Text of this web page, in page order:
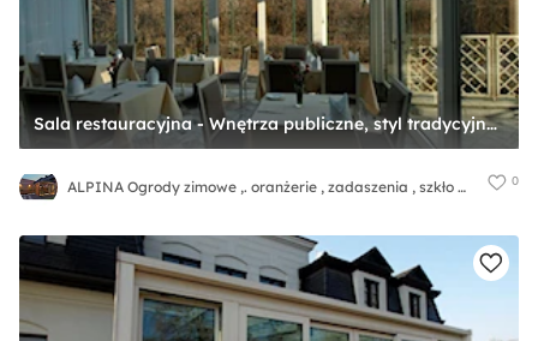
Sala restauracyjna - Wnętrza publiczne, styl tradycyjny - zdjęcie od ALPINA Ogrody zimowe ,. oranżerie, zadaszenia, szkło architektoniczne
ALPINA Ogrody zimowe ,. oranżerie , zadaszenia , szkło architektoniczne 0